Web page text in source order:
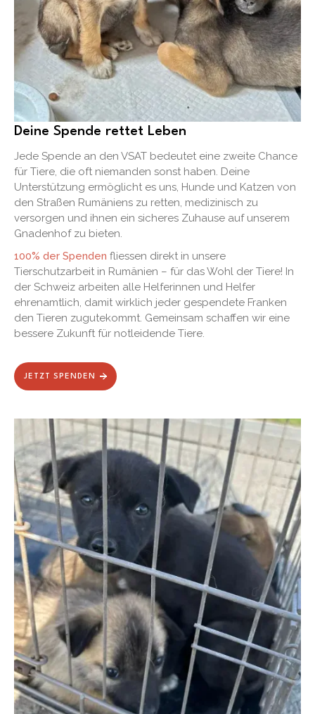
Deine Spende rettet Leben
Jede Spende an den VSAT bedeutet eine zweite Chance
für Tiere, die oft niemanden sonst haben. Deine
Unterstützung ermöglicht es uns, Hunde und Katzen von
den Straßen Rumäniens zu retten, medizinisch zu
versorgen und ihnen ein sicheres Zuhause auf unserem
Gnadenhof zu bieten.
100% der Spenden fliessen direkt in unsere
Tierschutzarbeit in Rumänien – für das Wohl der Tiere! In
der Schweiz arbeiten alle Helferinnen und Helfer
ehrenamtlich, damit wirklich jeder gespendete Franken
den Tieren zugutekommt. Gemeinsam schaffen wir eine
bessere Zukunft für notleidende Tiere.
JETZT SPENDEN